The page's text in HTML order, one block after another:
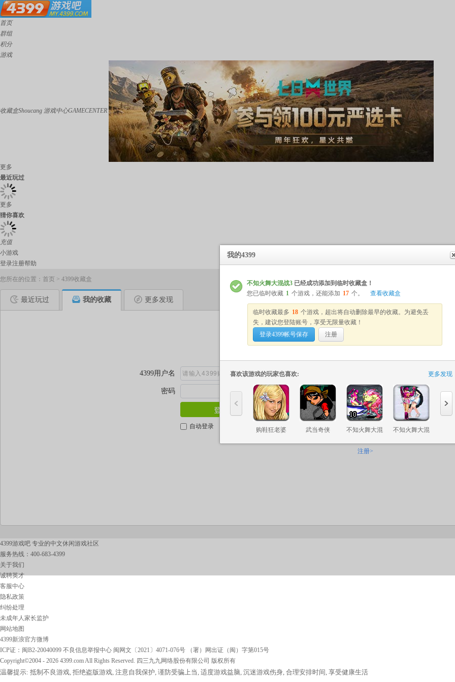
首页
群组
积分
游戏
收藏盒Shoucang 游戏中心GAMECENTER
更多
最近玩过
更多
猜你喜欢
充值
小游戏
登录注册帮助
您所在的位置： 首页 > 4399收藏盒
最近玩过 我的收藏 更多发现
4399游戏吧 专业的中文休闲游戏社区
服务热线：400-683-4399
关于我们
诚聘英才
客服中心
隐私政策
纠纷处理
未成年人家长监护
网站地图
4399新浪官方微博
ICP证：闽B2-20040099 不良信息举报中心 闽网文〔2021〕4071-076号
（署）网出证（闽）字第015号
Copyright©2004 - 2026 4399.com All Rights Reserved. 四三九九网络股份有限公司 版权所有
温馨提示: 抵制不良游戏, 拒绝盗版游戏, 注意自我保护, 谨防受骗上当, 适度游戏益脑, 沉迷游戏伤身, 合理安排时间, 享受健康生活
我的4399
不知火舞大混战3 已经成功添加到临时收藏盒！
您已临时收藏 1 个游戏，还能添加 17 个。 查看收藏盒
临时收藏最多 18 个游戏，超出将自动删除最早的收藏。为避免丢
失，建议您登陆账号，享受无限量收藏！
登录4399帐号保存
注册
喜欢该游戏的玩家也喜欢: 更多发现
购鞋狂老婆 武当奇侠
不知火舞大混
不知火舞大混